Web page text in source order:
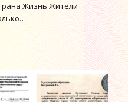
Жизнь Жители